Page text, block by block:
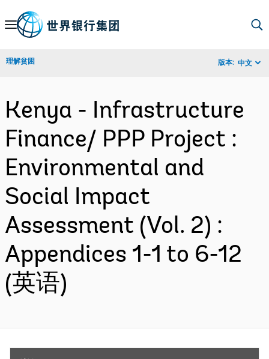
Skip
Navigation
理解贫困 版本: 中文
Kenya - Infrastructure
Finance/ PPP Project :
Environmental and
Social Impact
Assessment (Vol. 2) :
Appendices 1-1 to 6-12
(英语)